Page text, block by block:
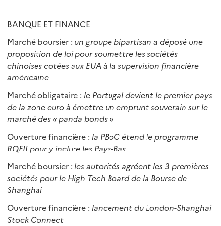
BANQUE ET FINANCE
Marché boursier : un groupe bipartisan a déposé une
proposition de loi pour soumettre les sociétés
chinoises cotées aux EUA à la supervision financière
américaine
Marché obligataire : le Portugal devient le premier pays
de la zone euro à émettre un emprunt souverain sur le
marché des « panda bonds »
Ouverture financière : la PBoC étend le programme
RQFII pour y inclure les Pays-Bas
Marché boursier : les autorités agréent les 3 premières
sociétés pour le High Tech Board de la Bourse de
Shanghai
Ouverture financière : lancement du London-Shanghai
Stock Connect